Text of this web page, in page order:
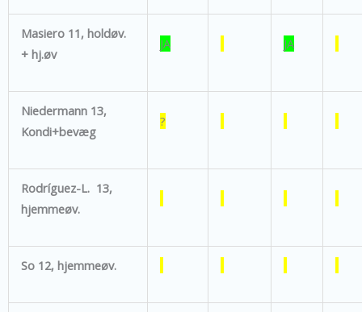
Masiero 11, holdøv.
+ hj.øv
JA JA
Niedermann 13,
Kondi+bevæg
?
Rodríguez-L. 13,
hjemmeøv.
So 12, hjemmeøv.